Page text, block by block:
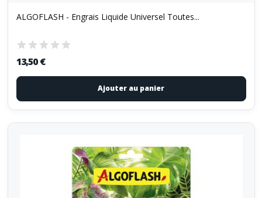
ALGOFLASH - Engrais Liquide Universel Toutes...
13,50 €
Ajouter au panier